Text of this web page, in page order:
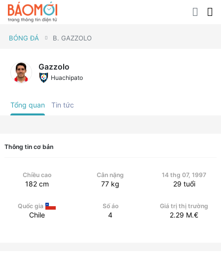
BÓNG ĐÁ B. GAZZOLO
Gazzolo
Huachipato
Tổng quan Tin tức
Thông tin cơ bản
Chiều cao
182cm
Cân nặng
77 kg
14 thg 07, 1997
29 tuổi
Quốc gia
Chile
Số áo
4
Giá trị thị trường
2.29 M.€